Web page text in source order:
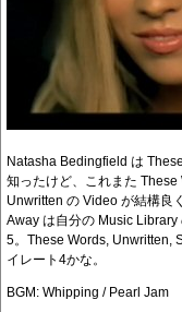
Natasha Bedingfield は
知ったけど、これまた These
Unwritten の Video が結構良
Away は自分の Music Library
5。These Words, Unwritten,
イレート4かな。
BGM: Whipping / Pearl Jam